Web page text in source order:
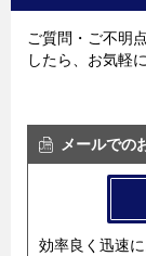
ご質問・ご不明
したら、お気軽
メールでの
効率良く迅速に